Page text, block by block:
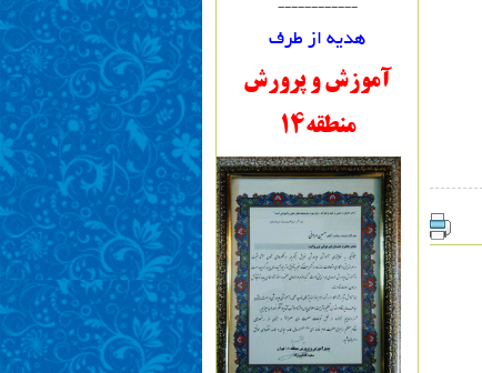
------------
هدیه از طرف
آموزش و پرورش
منطقه14